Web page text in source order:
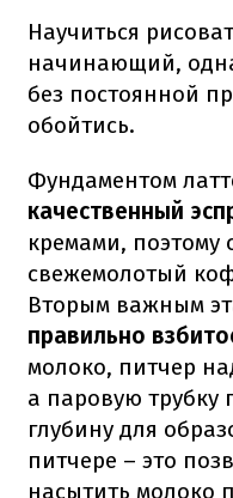
Научиться
начинающий,
без постоянной
обойтись.
Фундаментом
качественный
кремами, поэтому
свежемолотый
Вторым важным
правильно
молоко, питчер
а паровую трубку
глубину для
питчере – это
насытить молоко